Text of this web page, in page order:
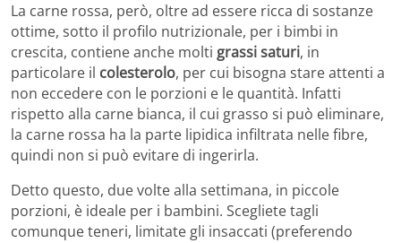
La carne rossa, però, oltre ad essere ricca di sostanze
ottime, sotto il profilo nutrizionale, per i bimbi in
crescita, contiene anche molti grassi saturi, in
particolare il colesterolo, per cui bisogna stare attenti a
non eccedere con le porzioni e le quantità. Infatti
rispetto alla carne bianca, il cui grasso si può eliminare,
la carne rossa ha la parte lipidica infiltrata nelle fibre,
quindi non si può evitare di ingerirla.
Detto questo, due volte alla settimana, in piccole
porzioni, è ideale per i bambini. Scegliete tagli
comunque teneri, limitate gli insaccati (preferendo